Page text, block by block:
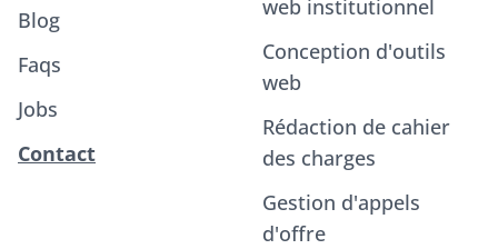
Blog
Faqs
Jobs
Contact
web institutionnel
Conception d'outils
web
Rédaction de cahier
des charges
Gestion d'appels
d'offre